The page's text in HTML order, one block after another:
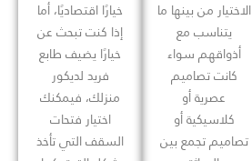
الاختيار من بينها ما
يتناسب مع
أذواقهم سواء
كانت تصاميم
عصرية أو
كلاسيكية أو
تصاميم تجمع بين
خيارًا اقتصاديًا، أما
إذا كنت تبحث عن
خيارًا يضيف طابع
فريد لديكور
منزلك، فيمكنك
اختيار فتحات
السقف التي تأخذ